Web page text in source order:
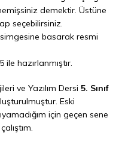
demektir. Üstüne
seçebilirsiniz.
basarak resmi
hazırlanmıştır.
ve Yazılım Dersi 5. Sınıf
Eski
için geçen sene